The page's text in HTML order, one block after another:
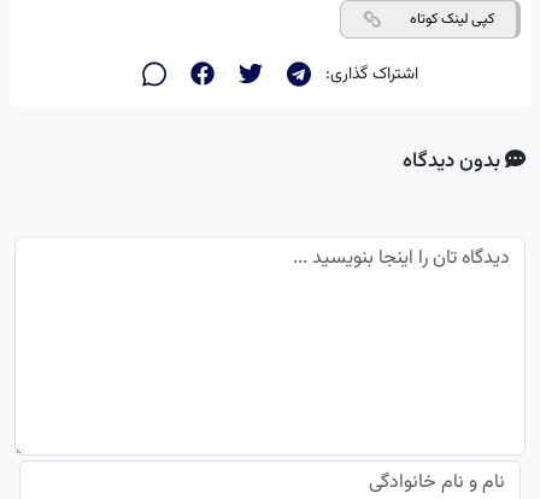
کپی لینک کوتاه
اشتراک گذاری:
بدون دیدگاه